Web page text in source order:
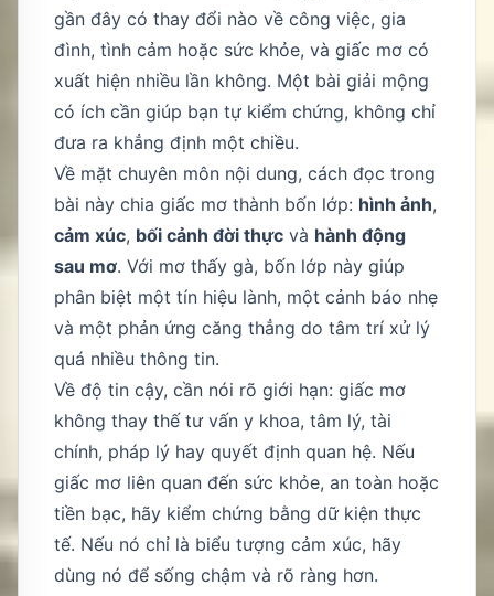
gần đây có thay đổi nào về công việc, gia
đình, tình cảm hoặc sức khỏe, và giấc mơ có
xuất hiện nhiều lần không. Một bài giải mộng
có ích cần giúp bạn tự kiểm chứng, không chỉ
đưa ra khẳng định một chiều.
Về mặt chuyên môn nội dung, cách đọc trong
bài này chia giấc mơ thành bốn lớp: hình ảnh,
cảm xúc, bối cảnh đời thực và hành động
sau mơ. Với mơ thấy gà, bốn lớp này giúp
phân biệt một tín hiệu lành, một cảnh báo nhẹ
và một phản ứng căng thẳng do tâm trí xử lý
quá nhiều thông tin.
Về độ tin cậy, cần nói rõ giới hạn: giấc mơ
không thay thế tư vấn y khoa, tâm lý, tài
chính, pháp lý hay quyết định quan hệ. Nếu
giấc mơ liên quan đến sức khỏe, an toàn hoặc
tiền bạc, hãy kiểm chứng bằng dữ kiện thực
tế. Nếu nó chỉ là biểu tượng cảm xúc, hãy
dùng nó để sống chậm và rõ ràng hơn.